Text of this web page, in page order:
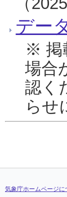
デー
※ 掲
場合
認く
らせ
気象庁ホームページに